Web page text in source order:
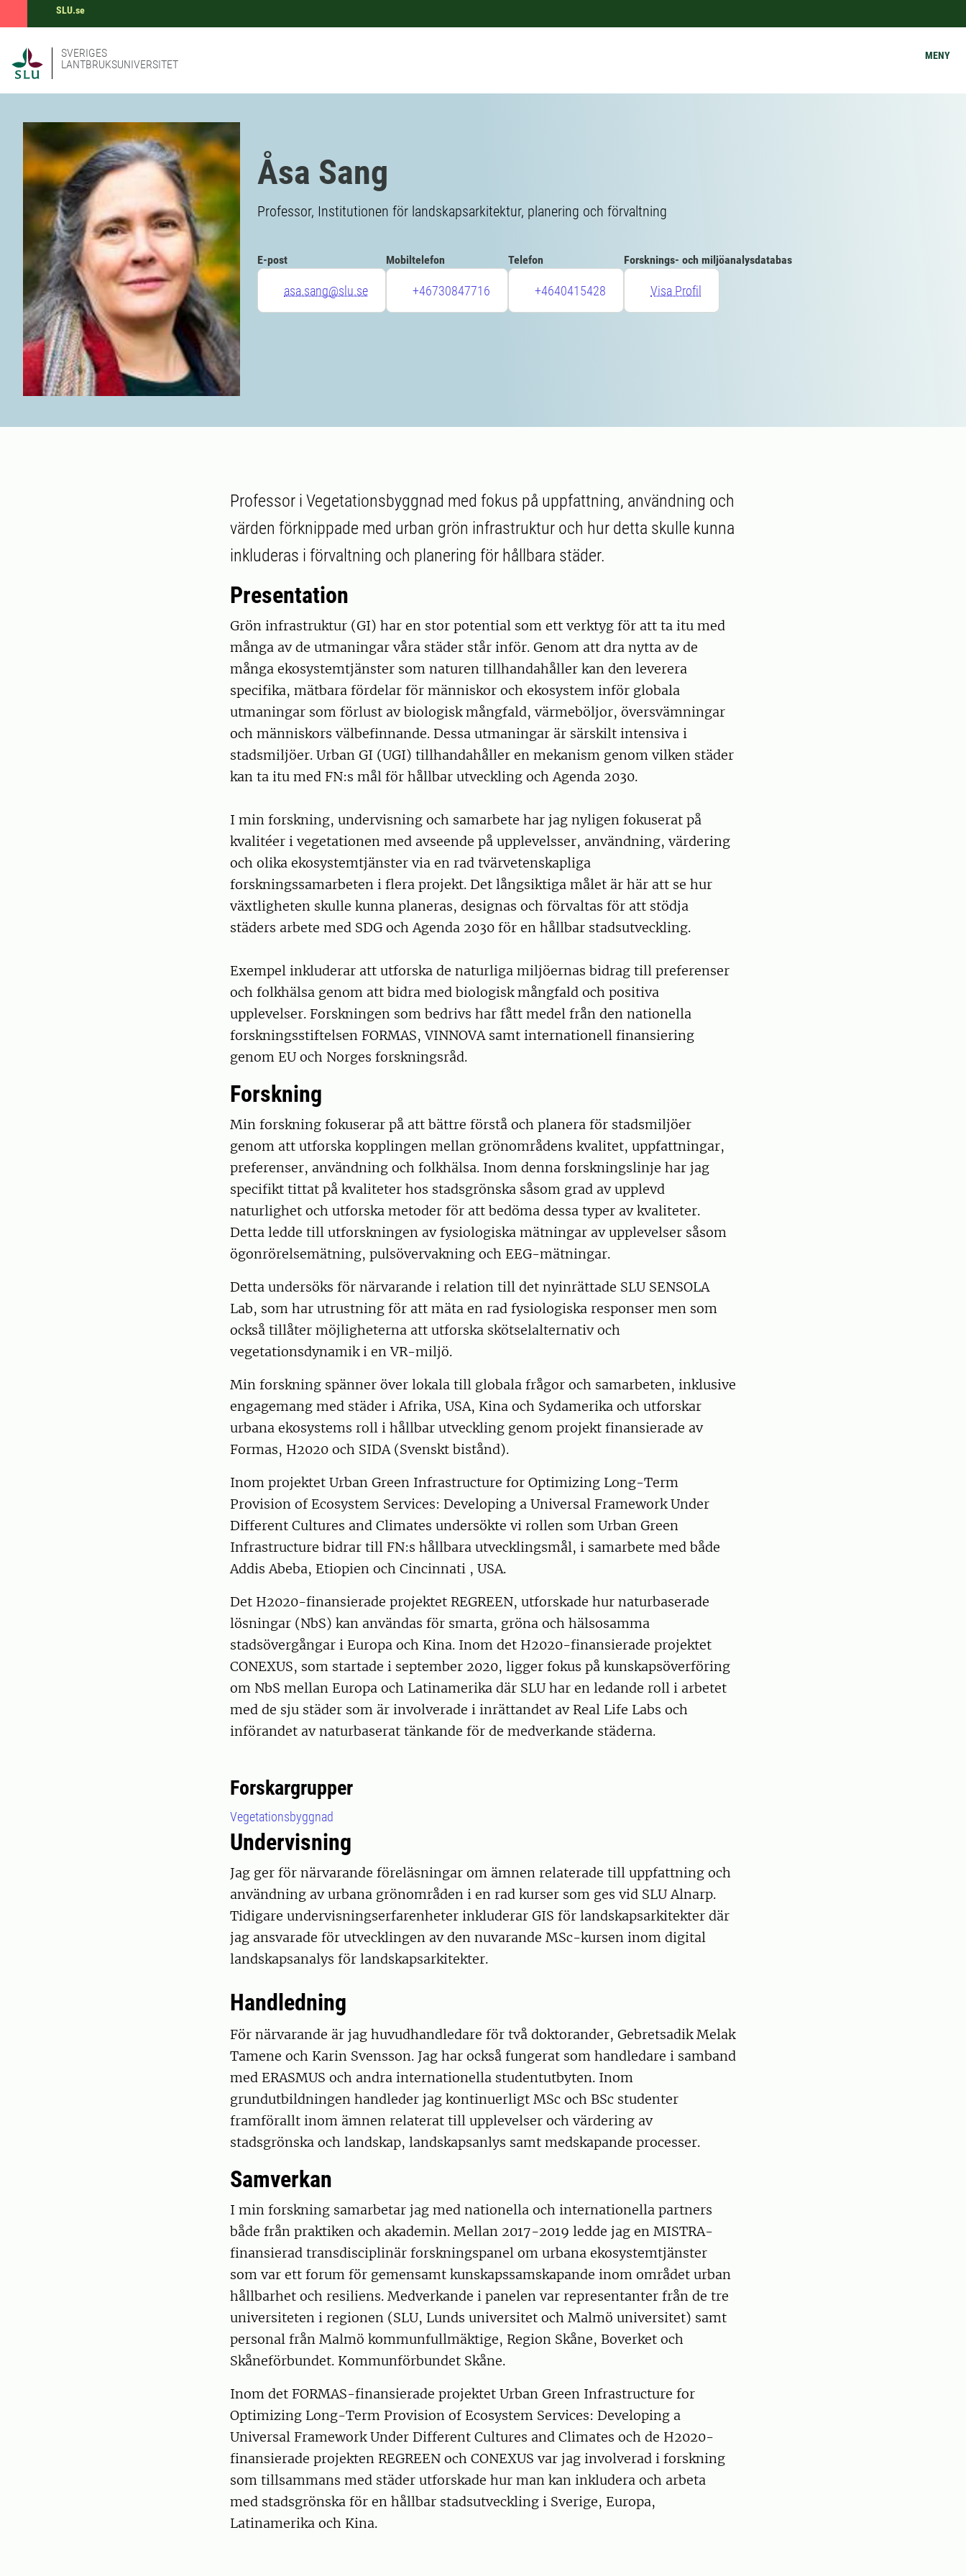
SLU.se
SVERIGES
LANTBRUKSUNIVERSITET
MENY
Åsa Sang
Professor, Institutionen för landskapsarkitektur, planering och förvaltning
E-post
asa.sang@slu.se
Mobiltelefon
+46730847716
Telefon
+4640415428
Forsknings- och miljöanalysdatabas
Visa Profil
Professor i Vegetationsbyggnad med fokus på uppfattning, användning och
värden förknippade med urban grön infrastruktur och hur detta skulle kunna
inkluderas i förvaltning och planering för hållbara städer.
Presentation
Grön infrastruktur (GI) har en stor potential som ett verktyg för att ta itu med
många av de utmaningar våra städer står inför. Genom att dra nytta av de
många ekosystemtjänster som naturen tillhandahåller kan den leverera
specifika, mätbara fördelar för människor och ekosystem inför globala
utmaningar som förlust av biologisk mångfald, värmeböljor, översvämningar
och människors välbefinnande. Dessa utmaningar är särskilt intensiva i
stadsmiljöer. Urban GI (UGI) tillhandahåller en mekanism genom vilken städer
kan ta itu med FN:s mål för hållbar utveckling och Agenda 2030.
I min forskning, undervisning och samarbete har jag nyligen fokuserat på
kvalitéer i vegetationen med avseende på upplevelsser, användning, värdering
och olika ekosystemtjänster via en rad tvärvetenskapliga
forskningssamarbeten i flera projekt. Det långsiktiga målet är här att se hur
växtligheten skulle kunna planeras, designas och förvaltas för att stödja
städers arbete med SDG och Agenda 2030 för en hållbar stadsutveckling.
Exempel inkluderar att utforska de naturliga miljöernas bidrag till preferenser
och folkhälsa genom att bidra med biologisk mångfald och positiva
upplevelser. Forskningen som bedrivs har fått medel från den nationella
forskningsstiftelsen FORMAS, VINNOVA samt internationell finansiering
genom EU och Norges forskningsråd.
Forskning
Min forskning fokuserar på att bättre förstå och planera för stadsmiljöer
genom att utforska kopplingen mellan grönområdens kvalitet, uppfattningar,
preferenser, användning och folkhälsa. Inom denna forskningslinje har jag
specifikt tittat på kvaliteter hos stadsgrönska såsom grad av upplevd
naturlighet och utforska metoder för att bedöma dessa typer av kvaliteter.
Detta ledde till utforskningen av fysiologiska mätningar av upplevelser såsom
ögonrörelsemätning, pulsövervakning och EEG-mätningar.
Detta undersöks för närvarande i relation till det nyinrättade SLU SENSOLA
Lab, som har utrustning för att mäta en rad fysiologiska responser men som
också tillåter möjligheterna att utforska skötselalternativ och
vegetationsdynamik i en VR-miljö.
Min forskning spänner över lokala till globala frågor och samarbeten, inklusive
engagemang med städer i Afrika, USA, Kina och Sydamerika och utforskar
urbana ekosystems roll i hållbar utveckling genom projekt finansierade av
Formas, H2020 och SIDA (Svenskt bistånd).
Inom projektet Urban Green Infrastructure for Optimizing Long-Term
Provision of Ecosystem Services: Developing a Universal Framework Under
Different Cultures and Climates undersökte vi rollen som Urban Green
Infrastructure bidrar till FN:s hållbara utvecklingsmål, i samarbete med både
Addis Abeba, Etiopien och Cincinnati , USA.
Det H2020-finansierade projektet REGREEN, utforskade hur naturbaserade
lösningar (NbS) kan användas för smarta, gröna och hälsosamma
stadsövergångar i Europa och Kina. Inom det H2020-finansierade projektet
CONEXUS, som startade i september 2020, ligger fokus på kunskapsöverföring
om NbS mellan Europa och Latinamerika där SLU har en ledande roll i arbetet
med de sju städer som är involverade i inrättandet av Real Life Labs och
införandet av naturbaserat tänkande för de medverkande städerna.
Forskargrupper
Vegetationsbyggnad
Undervisning
Jag ger för närvarande föreläsningar om ämnen relaterade till uppfattning och
användning av urbana grönområden i en rad kurser som ges vid SLU Alnarp.
Tidigare undervisningserfarenheter inkluderar GIS för landskapsarkitekter där
jag ansvarade för utvecklingen av den nuvarande MSc-kursen inom digital
landskapsanalys för landskapsarkitekter.
Handledning
För närvarande är jag huvudhandledare för två doktorander, Gebretsadik Melak
Tamene och Karin Svensson. Jag har också fungerat som handledare i samband
med ERASMUS och andra internationella studentutbyten. Inom
grundutbildningen handleder jag kontinuerligt MSc och BSc studenter
framförallt inom ämnen relaterat till upplevelser och värdering av
stadsgrönska och landskap, landskapsanlys samt medskapande processer.
Samverkan
I min forskning samarbetar jag med nationella och internationella partners
både från praktiken och akademin. Mellan 2017-2019 ledde jag en MISTRA-
finansierad transdisciplinär forskningspanel om urbana ekosystemtjänster
som var ett forum för gemensamt kunskapssamskapande inom området urban
hållbarhet och resiliens. Medverkande i panelen var representanter från de tre
universiteten i regionen (SLU, Lunds universitet och Malmö universitet) samt
personal från Malmö kommunfullmäktige, Region Skåne, Boverket och
Skåneförbundet. Kommunförbundet Skåne.
Inom det FORMAS-finansierade projektet Urban Green Infrastructure for
Optimizing Long-Term Provision of Ecosystem Services: Developing a
Universal Framework Under Different Cultures and Climates och de H2020-
finansierade projekten REGREEN och CONEXUS var jag involverad i forskning
som tillsammans med städer utforskade hur man kan inkludera och arbeta
med stadsgrönska för en hållbar stadsutveckling i Sverige, Europa,
Latinamerika och Kina.